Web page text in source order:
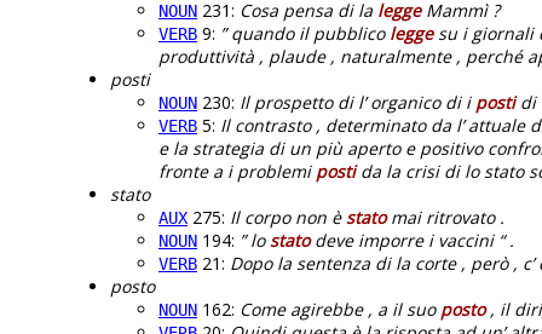
NOUN 231: Cosa pensa di la leggeMammì ?
VERB 9: ” quando il pubblico leggesu i giornali
produttività , plaude , naturalmente , perché
posti
NOUN 230: Il prospetto di l’ organico di i postidi
VERB 5: Il contrasto , determinato da l’ attuale
e la strategia di un più aperto e positivo
fronte a i problemi postida la crisi di lo stato
stato
AUX 275: Il corpo non èstatomai ritrovato .
NOUN 194: ” lostatodeve imporre i vaccini “ .
VERB 21: Dopo la sentenza di la corte , però , c’
posto
NOUN 162: Come agirebbe , a il suo posto, il